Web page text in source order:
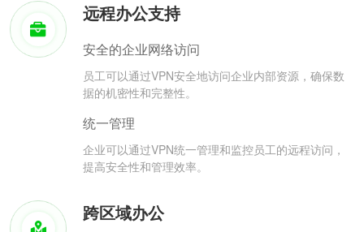
远程办公支持
安全的企业网络访问
员工可以通过VPN安全地访问企业内部资源，确保数
据的机密性和完整性。
统一管理
企业可以通过VPN统一管理和监控员工的远程访问，
提高安全性和管理效率。
跨区域办公